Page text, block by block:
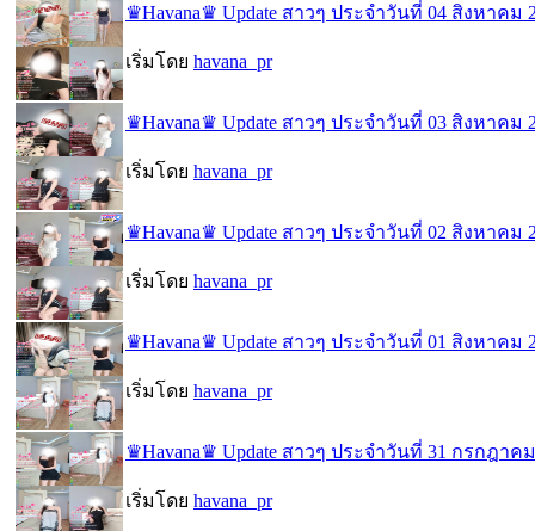
♛Havana♛ Update สาวๆ ประจำวันที่ 04 สิงหาคม
เริ่มโดย havana_pr
♛Havana♛ Update สาวๆ ประจำวันที่ 03 สิงหาคม
เริ่มโดย havana_pr
♛Havana♛ Update สาวๆ ประจำวันที่ 02 สิงหาคม
เริ่มโดย havana_pr
♛Havana♛ Update สาวๆ ประจำวันที่ 01 สิงหาคม
เริ่มโดย havana_pr
♛Havana♛ Update สาวๆ ประจำวันที่ 31 กรกฎาคม
เริ่มโดย havana_pr